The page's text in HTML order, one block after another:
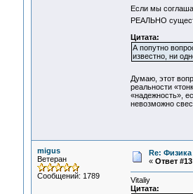
Если мы
РЕАЛЬНО
Цитата:
А попутно
известно, ни
Думаю, этот
реальности
«надежность»,
невозможно
migus
Ветеран
Сообщений: 1789
Re:
« Ответ
Vitaliy
Цитата: